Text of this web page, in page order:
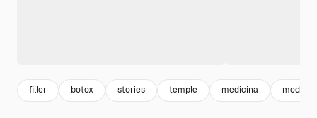
filler botox stories temple medicina modello